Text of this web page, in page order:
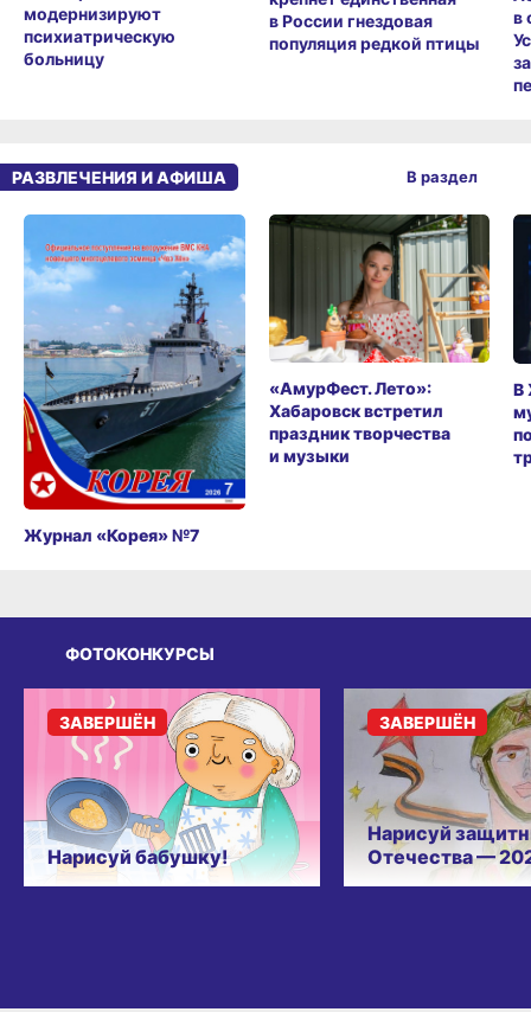
модернизируют
психиатрическую
больницу
в России гнездовая
популяция редкой птицы
в
РАЗВЛЕЧЕНИЯ И АФИША
Журнал «Корея» №7
«АмурФест. Лето»:
Хабаровск встретил
праздник творчества
и музыки
В
В раздел
ФОТОКОНКУРСЫ
Нарисуй бабушку!
ЗАВЕРШЁН
Нарисуй
Отечества —
ЗАВЕРШЁН